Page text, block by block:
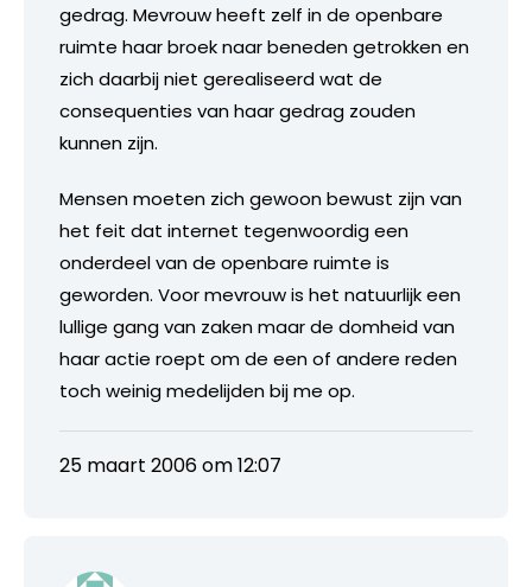
gedrag. Mevrouw heeft zelf in de openbare
ruimte haar broek naar beneden getrokken en
zich daarbij niet gerealiseerd wat de
consequenties van haar gedrag zouden
kunnen zijn.
Mensen moeten zich gewoon bewust zijn van
het feit dat internet tegenwoordig een
onderdeel van de openbare ruimte is
geworden. Voor mevrouw is het natuurlijk een
lullige gang van zaken maar de domheid van
haar actie roept om de een of andere reden
toch weinig medelijden bij me op.
25 maart 2006 om 12:07